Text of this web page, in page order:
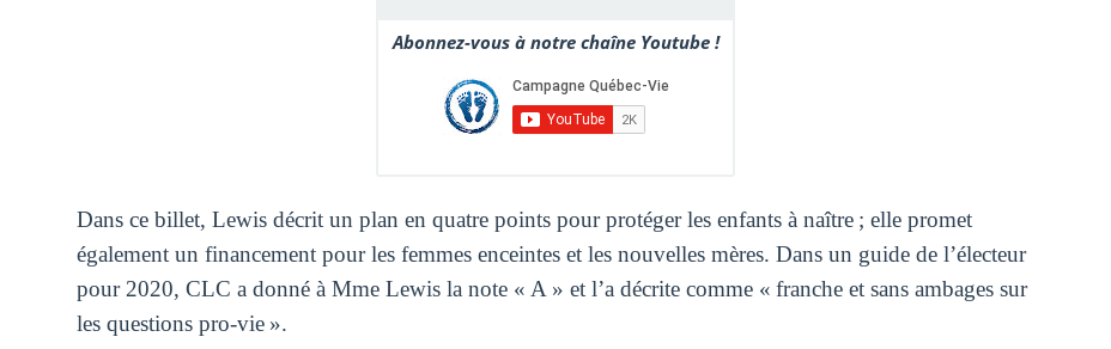
Abonnez-vous à notre chaîne Youtube !
Dans ce billet, Lewis décrit un plan en quatre points pour protéger les enfants à naître ; elle promet
également un financement pour les femmes enceintes et les nouvelles mères. Dans un guide de l’électeur
pour 2020, CLC a donné à Mme Lewis la note « A » et l’a décrite comme « franche et sans ambages sur
les questions pro-vie ».